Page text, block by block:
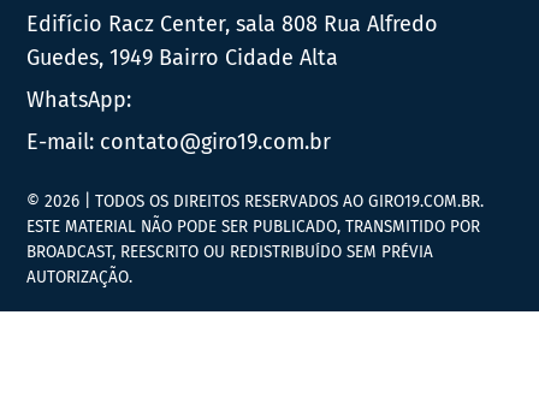
Edifício Racz Center, sala 808 Rua Alfredo
Guedes, 1949 Bairro Cidade Alta
WhatsApp:
E-mail: contato@giro19.com.br
© 2026 | TODOS OS DIREITOS RESERVADOS AO GIRO19.COM.BR.
ESTE MATERIAL NÃO PODE SER PUBLICADO, TRANSMITIDO POR
BROADCAST, REESCRITO OU REDISTRIBUÍDO SEM PRÉVIA
AUTORIZAÇÃO.